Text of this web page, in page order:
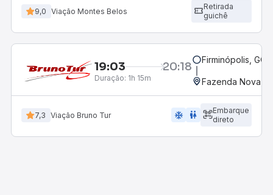
9,0 Viação Montes Belos
Retirada
guichê
19:03 20:18
Duração: 1h 15m
Firminópolis, GO
Fazenda Nova,
7,3 Viação Bruno Tur ac_unit wc
Embarque
direto